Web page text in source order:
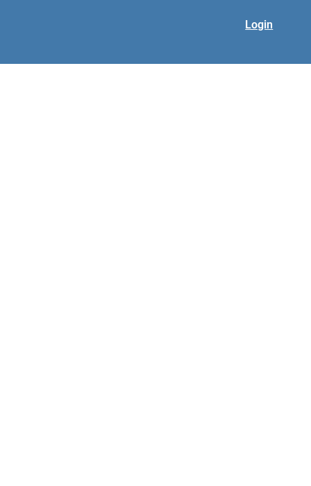
Login